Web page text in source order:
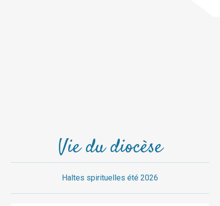
Vie du diocèse
Haltes spirituelles été 2026